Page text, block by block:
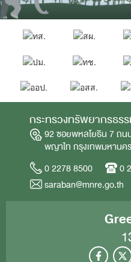
กระทรวงทรัพยากรธร
92 ซอยพหลโยธิน 7 ถน
พญาไท กรุงเทพมหานค
0 2278 8500
0
saraban@mnre.go.th